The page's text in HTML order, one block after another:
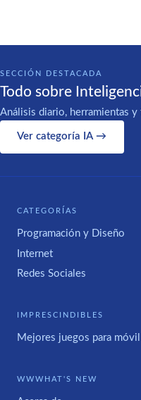
SECCIÓN DESTACADA
Todo sobre
Análisis diario, herramientas
Ver categoría IA →
CATEGORÍAS
Programación y Diseño
Internet
Redes Sociales
IMPRESCINDIBLES
Mejores juegos para
WWWHAT'S NEW